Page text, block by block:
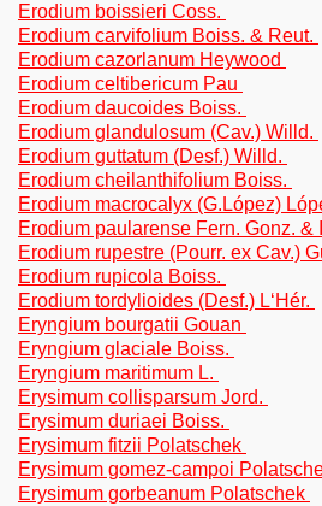
Erodium boissieri Coss.
Erodium carvifolium Boiss. & Reut.
Erodium cazorlanum Heywood
Erodium celtibericum Pau
Erodium daucoides Boiss.
Erodium glandulosum (Cav.) Willd.
Erodium guttatum (Desf.) Willd.
Erodium cheilanthifolium Boiss.
Erodium macrocalyx (G.López)
Erodium paularense Fern. Gonz. &
Erodium rupestre (Pourr. ex Cav.)
Erodium rupicola Boiss.
Erodium tordylioides (Desf.) L‘Hér.
Eryngium bourgatii Gouan
Eryngium glaciale Boiss.
Eryngium maritimum L.
Erysimum collisparsum Jord.
Erysimum duriaei Boiss.
Erysimum fitzii Polatschek
Erysimum gomez-campoi
Erysimum gorbeanum Polatschek